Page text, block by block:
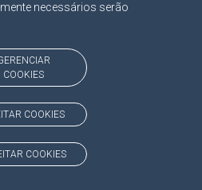
necessários serão
COOKIES
COOKIES
COOKIES
agendamento prévio
e após identificar-se
e CPF.